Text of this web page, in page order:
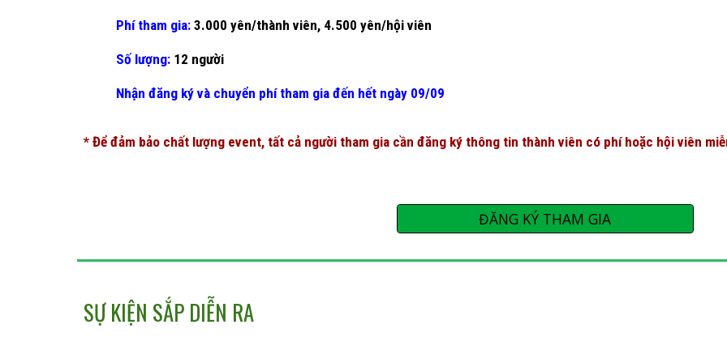
Phí tham gia: 3.000 yên/thành viên, 4.500 yên/hội viên
Số lượng:12 người
Nhận đăng ký và chuyển phí tham gia đến hết ngày 09/09
* Để đảm bảo chất lượng event, tất cả người tham gia cần đăng ký thông tin thành viên có phí hoặc hội viên
ĐĂNG KÝ THAM GIA
SỰ KIỆN SẮP DIỄN RA